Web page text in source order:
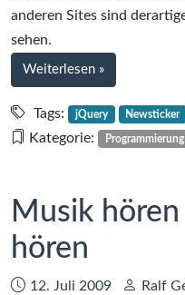
jQuery
three
lines
of
code
anderen Sites sind
sehen.
Weiterlesen bei
Newsticker
with
jQuery
lines
of
»
Tags: jQuery Newsticker
Kategorie: Programmierung
Musik
hören
Datum:
12. Juli 2009 Autor:
Ralf